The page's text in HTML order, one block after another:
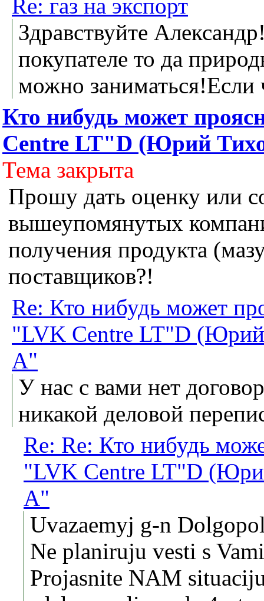
Re: газ на экспорт
Здравствуйте
покупателе то да
можно
Кто нибудь может
Centre LT"D (Юрий
Тема закрыта
Прошу дать оценку или
вышеупомянутых
получения продукта
поставщиков?!
Re: Кто нибудь может
"LVK Centre LT"D
А"
У нас с вами нет
никакой деловой
Re: Re: Кто нибудь
"LVK Centre LT"D
А"
Uvazaemyj g-n
Ne planiruju vesti s
Projasnite NAM